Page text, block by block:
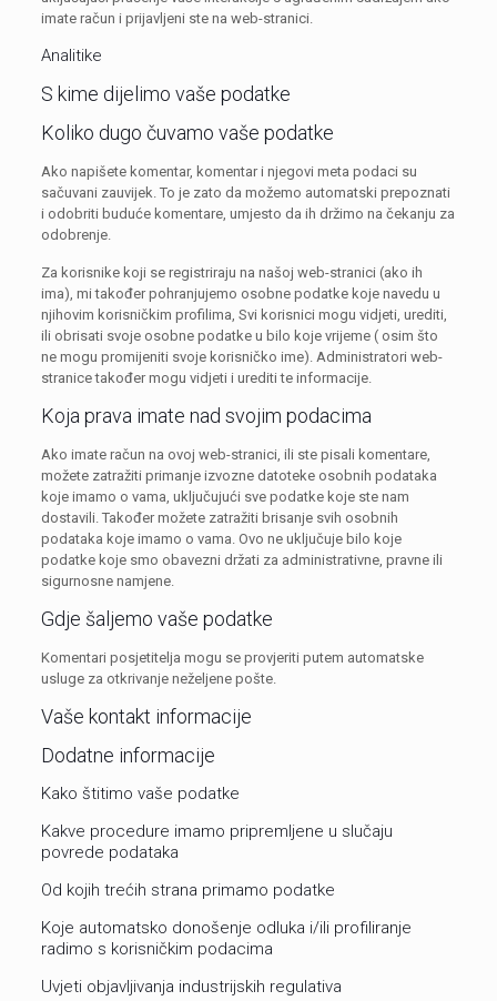
imate račun i prijavljeni ste na web-stranici.
Analitike
S kime dijelimo vaše podatke
Koliko dugo čuvamo vaše podatke
Ako napišete komentar, komentar i njegovi meta podaci su
sačuvani zauvijek. To je zato da možemo automatski prepoznati
i odobriti buduće komentare, umjesto da ih držimo na čekanju za
odobrenje.
Za korisnike koji se registriraju na našoj web-stranici (ako ih
ima), mi također pohranjujemo osobne podatke koje navedu u
njihovim korisničkim profilima, Svi korisnici mogu vidjeti, urediti,
ili obrisati svoje osobne podatke u bilo koje vrijeme ( osim što
ne mogu promijeniti svoje korisničko ime). Administratori web-
stranice također mogu vidjeti i urediti te informacije.
Koja prava imate nad svojim podacima
Ako imate račun na ovoj web-stranici, ili ste pisali komentare,
možete zatražiti primanje izvozne datoteke osobnih podataka
koje imamo o vama, uključujući sve podatke koje ste nam
dostavili. Također možete zatražiti brisanje svih osobnih
podataka koje imamo o vama. Ovo ne uključuje bilo koje
podatke koje smo obavezni držati za administrativne, pravne ili
sigurnosne namjene.
Gdje šaljemo vaše podatke
Komentari posjetitelja mogu se provjeriti putem automatske
usluge za otkrivanje neželjene pošte.
Vaše kontakt informacije
Dodatne informacije
Kako štitimo vaše podatke
Kakve procedure imamo pripremljene u slučaju
povrede podataka
Od kojih trećih strana primamo podatke
Koje automatsko donošenje odluka i/ili profiliranje
radimo s korisničkim podacima
Uvjeti objavljivanja industrijskih regulativa